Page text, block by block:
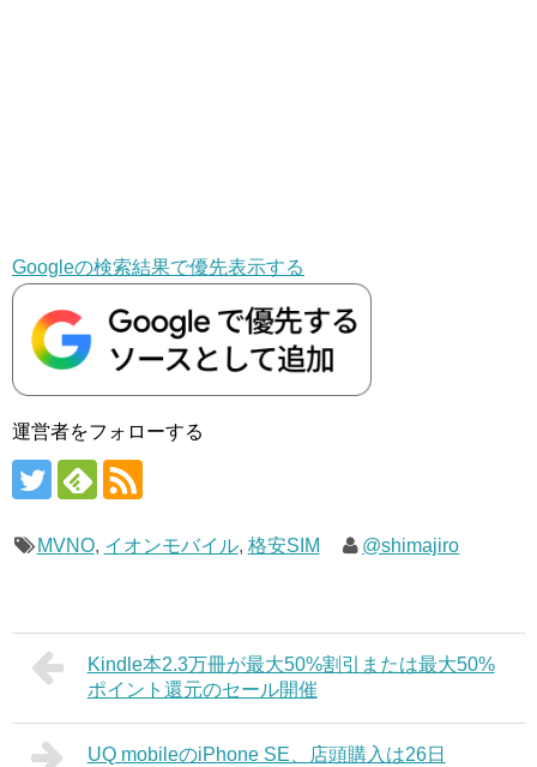
Googleの検索結果で優先表示する
運営者をフォローする
MVNO, イオンモバイル, 格安SIM @shimajiro
Kindle本2.3万冊が最大50%割引または最大50%
ポイント還元のセール開催
UQ mobileのiPhone SE、店頭購入は26日